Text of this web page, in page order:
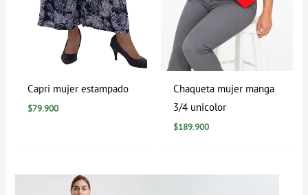
Capri mujer estampado
$79.900
Chaqueta mujer manga
3/4 unicolor
$189.900